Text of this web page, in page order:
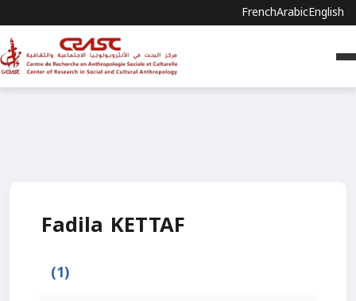
FrenchArabicEnglish
Fadila KETTAF
(1)